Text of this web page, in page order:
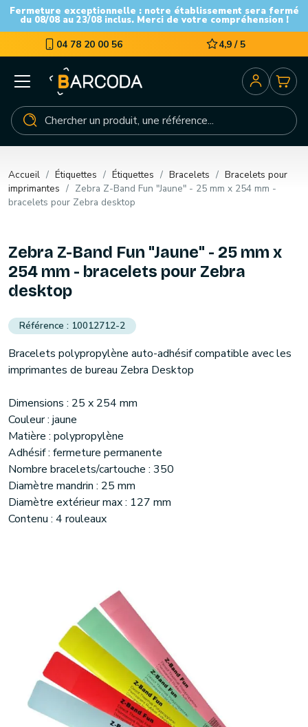
Fermeture exceptionnelle : notre établissement sera fermé
du 08/08 au 23/08 inclus. Merci de votre compréhension !
04 78 20 00 56 4,9 / 5
Accueil Étiquettes Étiquettes Bracelets
Bracelets pour
imprimantes
Zebra Z-Band Fun "Jaune" - 25 mm x 254 mm -
bracelets pour Zebra desktop
Zebra Z-Band Fun "Jaune" - 25 mm x
254 mm - bracelets pour Zebra
desktop
10012712-2
Bracelets polypropylène auto-adhésif compatible avec les
imprimantes de bureau Zebra Desktop
Dimensions : 25 x 254 mm
Couleur : jaune
Matière : polypropylène
Adhésif : fermeture permanente
Nombre bracelets/cartouche : 350
Diamètre mandrin : 25 mm
Diamètre extérieur max : 127 mm
Contenu : 4 rouleaux